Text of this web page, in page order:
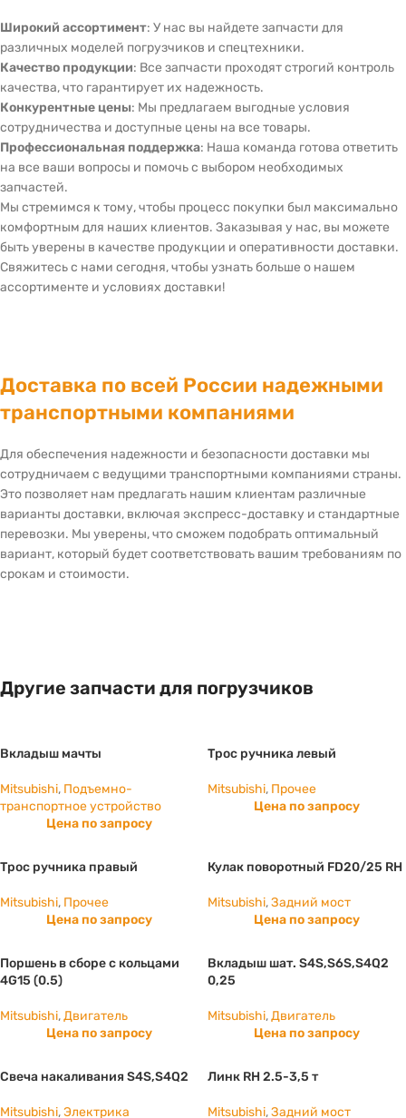
Широкий ассортимент: У нас вы найдете запчасти для
различных моделей погрузчиков и спецтехники.
Качество продукции: Все запчасти проходят строгий контроль
качества, что гарантирует их надежность.
Конкурентные цены: Мы предлагаем выгодные условия
сотрудничества и доступные цены на все товары.
Профессиональная поддержка: Наша команда готова ответить
на все ваши вопросы и помочь с выбором необходимых
запчастей.
Мы стремимся к тому, чтобы процесс покупки был максимально
комфортным для наших клиентов. Заказывая у нас, вы можете
быть уверены в качестве продукции и оперативности доставки.
Свяжитесь с нами сегодня, чтобы узнать больше о нашем
ассортименте и условиях доставки!
Доставка по всей России надежными
транспортными компаниями
Для обеспечения надежности и безопасности доставки мы
сотрудничаем с ведущими транспортными компаниями страны.
Это позволяет нам предлагать нашим клиентам различные
варианты доставки, включая экспресс-доставку и стандартные
перевозки. Мы уверены, что сможем подобрать оптимальный
вариант, который будет соответствовать вашим требованиям по
срокам и стоимости.
Другие запчасти для погрузчиков
Вкладыш мачты
Mitsubishi, Подъемно-
транспортное устройство
Цена по запросу
Трос ручника левый
Mitsubishi, Прочее
Цена по запросу
Трос ручника правый
Mitsubishi, Прочее
Цена по запросу
Кулак поворотный FD20/25 RH
Mitsubishi,Задний мост
Цена по запросу
Поршень в сборе с кольцами
4G15 (0.5)
Mitsubishi,Двигатель
Цена по запросу
Вкладыш шат. S4S,S6S,S4Q2
0,25
Mitsubishi,Двигатель
Цена по запросу
Свеча накаливания S4S,S4Q2
Mitsubishi,Электрика
Линк RH 2.5-3,5 т
Mitsubishi,Задний мост